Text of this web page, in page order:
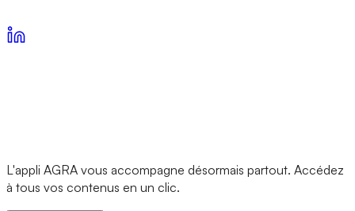
L'appli AGRA vous accompagne désormais partout. Accédez
à tous vos contenus en un clic.